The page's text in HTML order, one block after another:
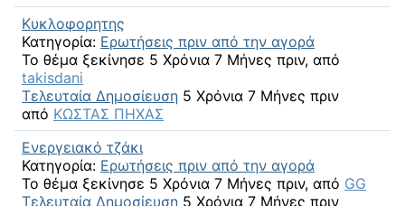
Κυκλοφορητης
Κατηγορία: Ερωτήσεις πριν από την αγορά
Το θέμα ξεκίνησε 5 Χρόνια 7 Μήνες πριν, από
takisdani
Τελευταία Δημοσίευση 5 Χρόνια 7 Μήνες πριν
από ΚΩΣΤΑΣ ΠΗΧΑΣ
Ενεργειακό τζάκι
Κατηγορία: Ερωτήσεις πριν από την αγορά
Το θέμα ξεκίνησε 5 Χρόνια 7 Μήνες πριν, από GG
Τελευταία Δημοσίευση 5 Χρόνια 7 Μήνες πριν